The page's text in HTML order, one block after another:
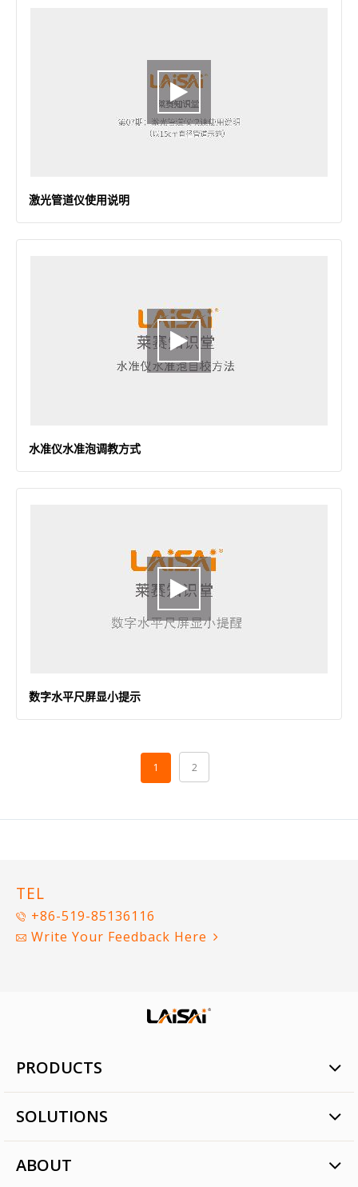
激光管道仪使用说明
水准仪水准泡调教方式
数字水平尺屏显小提示
1 2
TEL
+86-519-85136116
Write Your Feedback Here
PRODUCTS
Laser Positioning
Intelligent Agriculture
Engineering Machinery Control
SOLUTIONS
Laser Land Leveling System
Laser Land Leveling System
ABOUT